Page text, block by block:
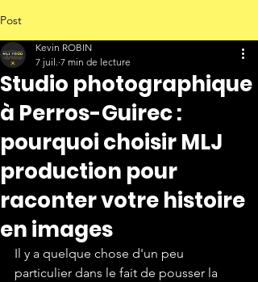
Post
Studio photographique
à Perros-Guirec :
pourquoi choisir MLJ
production pour
raconter votre histoire
en images
Kevin ROBIN
7 juil. 7 min de lecture
Il y a quelque chose d'un peu
particulier dans le fait de pousser la